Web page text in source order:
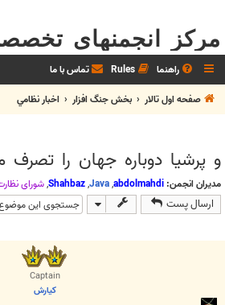
مرکز انجمنهای
راهنما Rules تماس با ما
صفحه اول تالار
بخش جنگ افزار اخبار نظامي
و پرشيا دوباره جهان را
مدیران انجمن: abdolmahdi
,
Java
,
Shahbaz
,شوراي
ارسال پست
Captain
كيارش